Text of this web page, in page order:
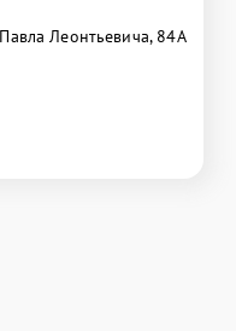
Леонтьевича, 84А